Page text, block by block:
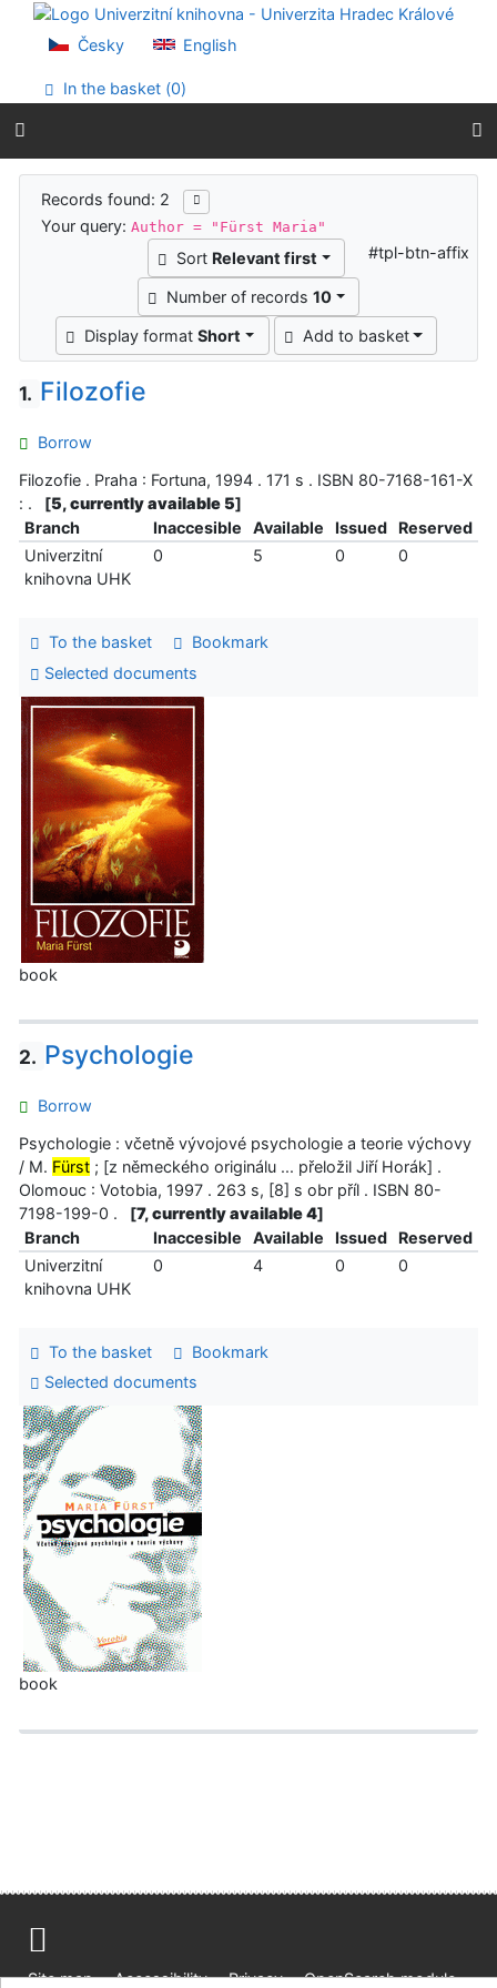
Go to content
Go to menu
Accessibility declaration
Česky English
In the basket (0)
Search results
Records found: 2
Your query:Author = "Fürst Maria"
Sort Relevant first
Number of records 10
Display formatShort Add to basket
#tpl-btn-affix
1. Filozofie
Borrow
Filozofie . Praha : Fortuna, 1994 . 171 s . ISBN 80-7168-161-X
: .
[5, currently available 5]
Branch
Inaccesible Available Issued
Reserved
Univerzitní
knihovna UHK
0 5 0 0
To the basket
Bookmark
Selected documents
book
2. Psychologie
Borrow
Psychologie : včetně vývojové psychologie a teorie výchovy
/ M. Fürst ; [z německého originálu ... přeložil Jiří Horák] .
Olomouc : Votobia, 1997 . 263 s, [8] s obr příl . ISBN 80-
7198-199-0 .
[7, currently available 4]
Branch
Inaccesible Available Issued
Reserved
Univerzitní
knihovna UHK
0 4 0 0
To the basket
Bookmark
Selected documents
book
Site map Accessibility Privacy OpenSearch module